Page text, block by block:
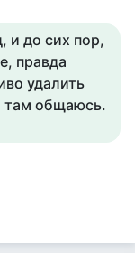
и до сих пор,
правда
удалить
там общаюсь.